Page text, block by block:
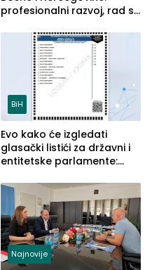
profesionalni razvoj, rad sa
služba građanima
BiH
Evo kako će izgledati
glasački listići za državni i
entitetske parlamente:
vidljive na njima
Najnovije